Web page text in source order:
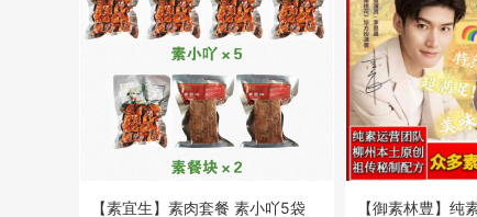
【素宜生】素肉套餐 素小吖5袋
【御素林豊】